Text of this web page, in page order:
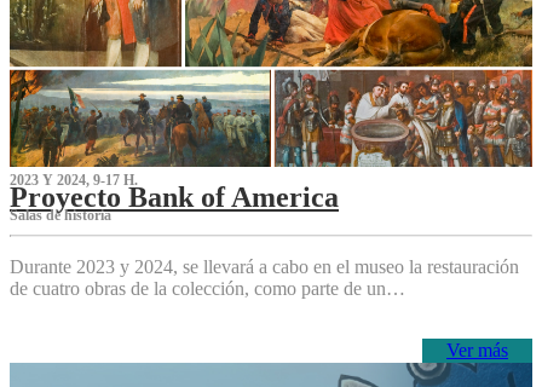
2023 Y 2024, 9-17 H.
Proyecto Bank of America
S‌alas de historia
Durante 2023 y 2024, se llevará a cabo en el museo la restauración
de cuatro obras de la colección, como parte de un…
Ver más